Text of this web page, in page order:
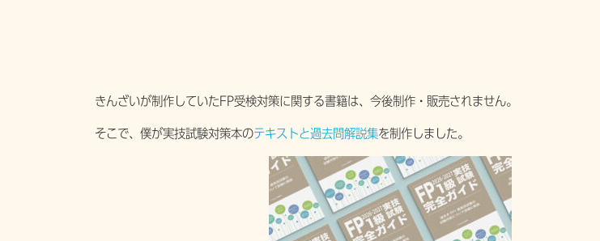
きんざいが制作していたFP受検対策に関する書籍は、今後制作・販売されません。
そこで、僕が実技試験対策本のテキストと過去問解説集を制作しました。